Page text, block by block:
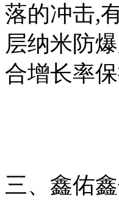
落的冲击,
层纳米防
合增长率
三、鑫佑